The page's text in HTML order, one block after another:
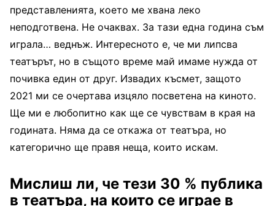
представленията, което ме хвана леко
неподготвена. Не очаквах. За тази една година съм
играла… веднъж. Интересното е, че ми липсва
театърът, но в същото време май имаме нужда от
почивка един от друг. Извадих късмет, защото
2021 ми се очертава изцяло посветена на киното.
Ще ми е любопитно как ще се чувствам в края на
годината. Няма да се откажа от театъра, но
категорично ще правя неща, които искам.
Мислиш ли, че тези 30 % публика
в театъра, на които се играе в